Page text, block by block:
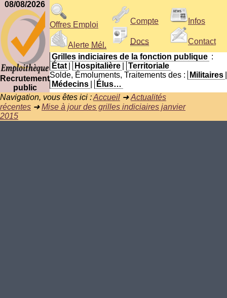
08/08/2026
Recrutement
public
Offres Emploi
Alerte Mél.
Compte
Docs
Infos
Contact
Grilles indiciaires de la fonction publique :
État
Hospitalière
Territoriale
Solde, Émoluments, Traitements des :
Militaires
Médecins
Élus…
Navigation, vous êtes ici :Accueil ➜Actualités
récentes ➜Mise à jour des grilles indiciaires janvier
2015